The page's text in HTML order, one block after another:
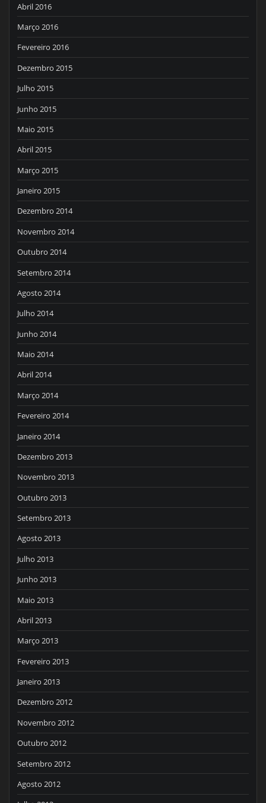
Abril 2016
Março 2016
Fevereiro 2016
Dezembro 2015
Julho 2015
Junho 2015
Maio 2015
Abril 2015
Março 2015
Janeiro 2015
Dezembro 2014
Novembro 2014
Outubro 2014
Setembro 2014
Agosto 2014
Julho 2014
Junho 2014
Maio 2014
Abril 2014
Março 2014
Fevereiro 2014
Janeiro 2014
Dezembro 2013
Novembro 2013
Outubro 2013
Setembro 2013
Agosto 2013
Julho 2013
Junho 2013
Maio 2013
Abril 2013
Março 2013
Fevereiro 2013
Janeiro 2013
Dezembro 2012
Novembro 2012
Outubro 2012
Setembro 2012
Agosto 2012